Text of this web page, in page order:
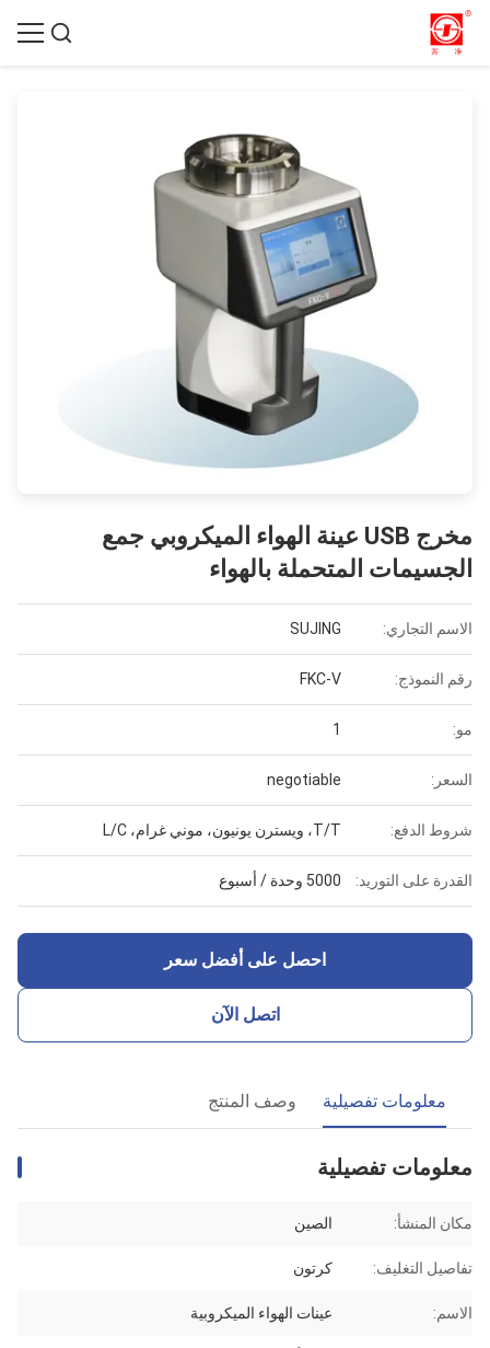
مخرج USB عينة الهواء الميكروبي جمع
الجسيمات المتحملة بالهواء
الاسم التجاري: SUJING
رقم النموذج: FKC-V
مو: 1
السعر: negotiable
شروط الدفع: T/T، ويسترن يونيون، موني غرام، L/C
القدرة على التوريد: 5000 وحدة / أسبوع
احصل على أفضل سعر
اتصل الآن
معلومات تفصيلية وصف المنتج
معلومات تفصيلية
مكان المنشأ: الصين
تفاصيل التغليف: كرتون
الاسم: عينات الهواء الميكروبية